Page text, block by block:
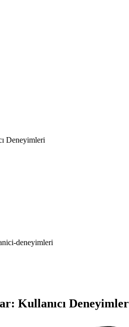
Deneyimleri
deneyimleri
Kullanıcı